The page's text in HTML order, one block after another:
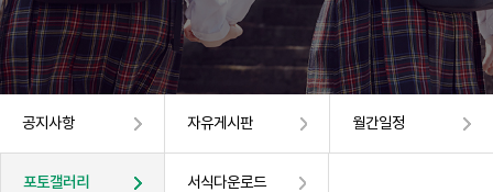
공지사항 자유게시판 월간일정
포토갤러리 서식다운로드